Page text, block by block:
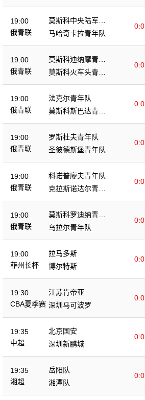
19:00
俄青联
莫斯科中央陆军青
年队
0:0
马哈奇卡拉青年队
19:00
俄青联
莫斯科迪纳摩青年
队
0:0
莫斯科火车头青年
队
19:00
俄青联
法克尔青年队
0:0
莫斯科斯巴达青年
队
19:00
俄青联
罗斯杜夫青年队
0:0
圣彼德斯堡青年队
19:00
俄青联
科诺普廖夫青年队
0:0
克拉斯诺达尔青年
队
19:00
俄青联
莫斯科罗迪纳青年
队
0:0
乌拉尔青年队
19:00
菲州长杯
拉马多斯
0:0
博尔特斯
19:30
CBA夏季赛
江苏肯帝亚
0:0
深圳马可波罗
19:35
中超
北京国安
0:0
深圳新鹏城
19:35
湘超
岳阳队
0:0
湘潭队